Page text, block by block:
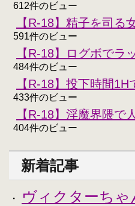
612件のビュー
【R-18】精子を司る
591件のビュー
【R-18】ログボで
484件のビュー
【R-18】投下時間
433件のビュー
【R-18】淫魔界隈
404件のビュー
新着記事
・
ヴィクターちゃ